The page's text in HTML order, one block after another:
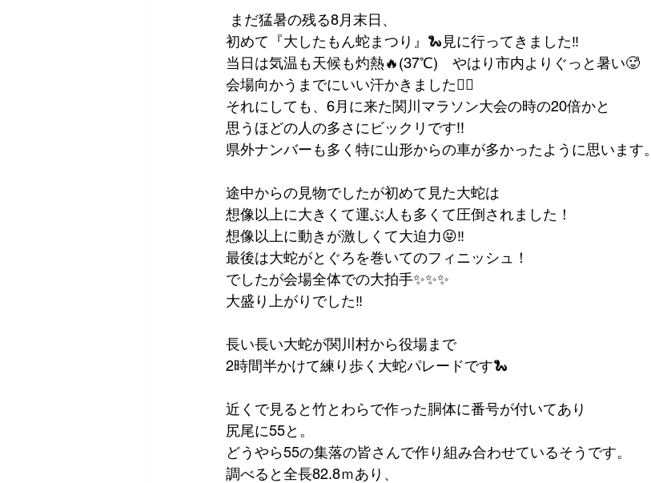
まだ猛暑の残る8月末日、
初めて『大したもん蛇まつり』🐍見に行ってきました‼
当日は気温も天候も灼熱🔥(37℃)　やはり市内よりぐっと暑い🥵
会場向かうまでにいい汗かきました😵‍💫
それにしても、6月に来た関川マラソン大会の時の20倍かと
思うほどの人の多さにビックリです!!
県外ナンバーも多く特に山形からの車が多かったように思います。
途中からの見物でしたが初めて見た大蛇は
想像以上に大きくて運ぶ人も多くて圧倒されました！
想像以上に動きが激しくて大迫力😝‼
最後は大蛇がとぐろを巻いてのフィニッシュ！
でしたが会場全体での大拍手✨✨✨
大盛り上がりでした‼
長い長い大蛇が関川村から役場まで
2時間半かけて練り歩く大蛇パレードです🐍
近くで見ると竹とわらで作った胴体に番号が付いてあり
尻尾に55と。
どうやら55の集落の皆さんで作り組み合わせているそうです。
調べると全長82.8ｍあり、